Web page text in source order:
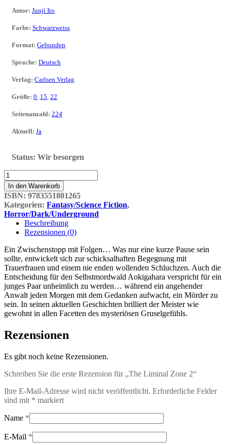
Autor: Junji Ito
Farbe: Schwarzweiss
Format: Gebunden
Sprache: Deutsch
Verlag: Carlsen Verlag
Größe: 0, 15, 22
Seitenanzahl: 224
Aktuell: Ja
Status: Wir besorgen
The
Liminal
Zone
2
Menge
In den Warenkorb
ISBN: 9783551801265
Kategorien: Fantasy/Science Fiction,
Horror/Dark/Underground
Beschreibung
Rezensionen (0)
Ein Zwischenstopp mit Folgen… Was nur eine kurze Pause sein
sollte, entwickelt sich zur schicksalhaften Begegnung mit
Trauerfrauen und einem nie enden wollenden Schluchzen. Auch die
Entscheidung für den Selbstmordwald Aokigahara verspricht für ein
junges Paar unheimlich zu werden… während ein angehender
Anwalt jeden Morgen mit dem Gedanken aufwacht, ein Mörder zu
sein. In seinen aktuellen Geschichten brilliert der Meister wie
gewohnt in allen Facetten des mysteriösen Gruselgefühls.
Rezensionen
Es gibt noch keine Rezensionen.
Schreiben Sie die erste Rezension für „The Liminal Zone 2“
Ihre E-Mail-Adresse wird nicht veröffentlicht. Erforderliche Felder
sind mit * markiert
Name *
E-Mail *